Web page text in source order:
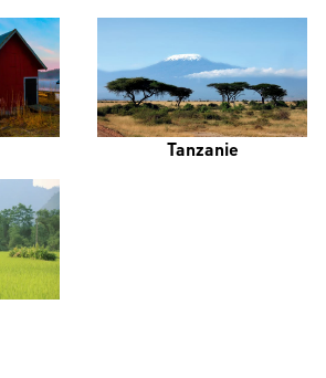
Tanzanie